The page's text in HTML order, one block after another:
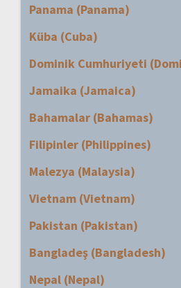
Panama (Panama)
Küba (Cuba)
Dominik Cumhuriyeti
Jamaika (Jamaica)
Bahamalar (Bahamas)
Filipinler (Philippines)
Malezya (Malaysia)
Vietnam (Vietnam)
Pakistan (Pakistan)
Bangladeş (Bangladesh)
Nepal (Nepal)